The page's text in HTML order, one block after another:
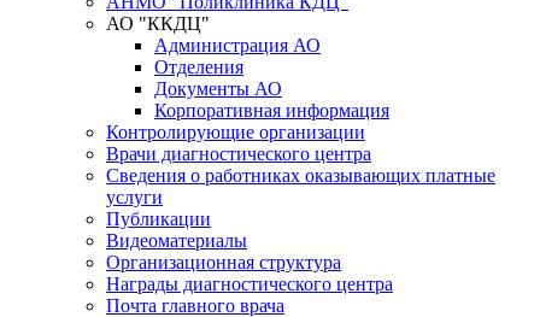
АО "ККДЦ"
Администрация АО
Отделения
Документы АО
Корпоративная информация
Контролирующие организации
Врачи диагностического центра
Сведения о работниках оказывающих платные
услуги
Публикации
Видеоматериалы
Организационная структура
Награды диагностического центра
Почта главного врача